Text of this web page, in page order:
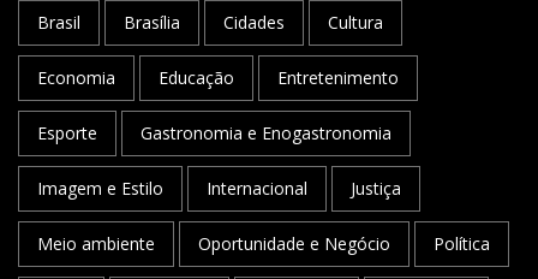
Brasil Brasília Cidades Cultura
Economia Educação Entretenimento
Esporte Gastronomia e Enogastronomia
Imagem e Estilo Internacional Justiça
Meio ambiente Oportunidade e Negócio Política